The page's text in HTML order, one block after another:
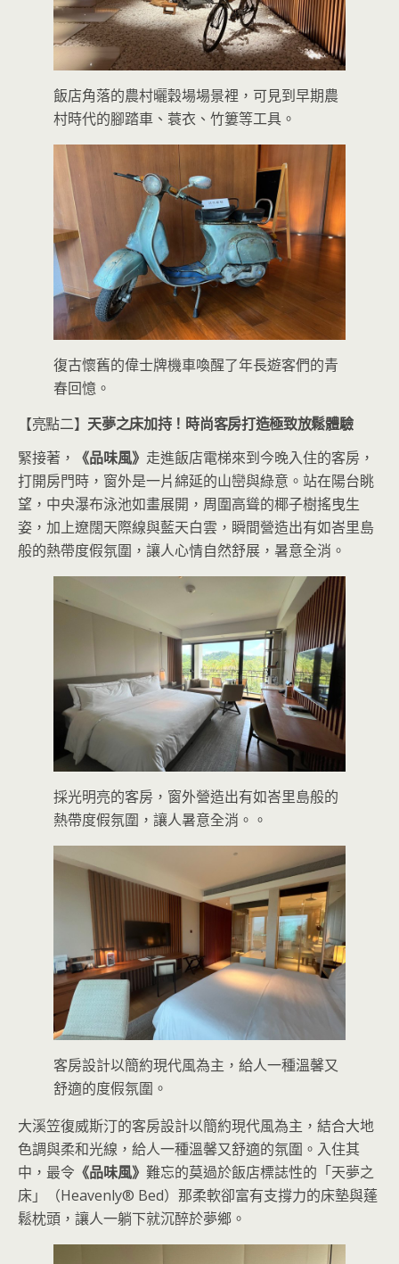
飯店角落的農村曬穀場場景裡，可見到早期農
村時代的腳踏車、蓑衣、竹簍等工具。
復古懷舊的偉士牌機車喚醒了年長遊客們的青
春回憶。
【亮點二】 天夢之床加持！時尚客房打造極致放鬆體驗
緊接著， 《品味風》 走進飯店電梯來到今晚入住的客房，
打開房門時，窗外是一片綿延的山巒與綠意。站在陽台眺
望，中央瀑布泳池如畫展開，周圍高聳的椰子樹搖曳生
姿，加上遼闊天際線與藍天白雲，瞬間營造出有如峇里島
般的熱帶度假氛圍，讓人心情自然舒展，暑意全消。
採光明亮的客房，窗外營造出有如峇里島般的
熱帶度假氛圍，讓人暑意全消。。
客房設計以簡約現代風為主，給人一種溫馨又
舒適的度假氛圍。
大溪笠復威斯汀的客房設計以簡約現代風為主，結合大地
色調與柔和光線，給人一種溫馨又舒適的氛圍。入住其
中，最令 《品味風》 難忘的莫過於飯店標誌性的「天夢之
床」（Heavenly® Bed）那柔軟卻富有支撐力的床墊與蓬
鬆枕頭，讓人一躺下就沉醉於夢鄉。